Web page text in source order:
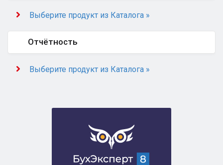
Выберите продукт из Каталога »
Отчётность
Выберите продукт из Каталога »